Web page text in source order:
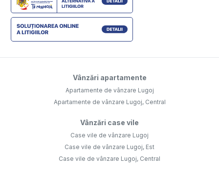
Vânzări apartamente
Apartamente de vânzare Lugoj
Apartamente de vânzare Lugoj, Central
Vânzări case vile
Case vile de vânzare Lugoj
Case vile de vânzare Lugoj, Est
Case vile de vânzare Lugoj, Central